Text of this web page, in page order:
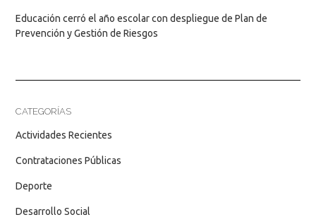
Educación cerró el año escolar con despliegue de Plan de
Prevención y Gestión de Riesgos
CATEGORÍAS
Actividades Recientes
Contrataciones Públicas
Deporte
Desarrollo Social